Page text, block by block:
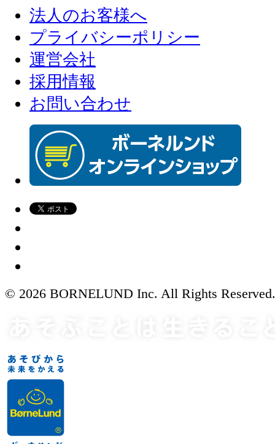
法人のお客様へ
プライバシーポリシー
運営会社
採用情報
お問い合わせ
© 2026 BORNELUND Inc. All Rights Reserved.